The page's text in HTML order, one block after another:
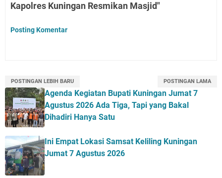
Kapolres Kuningan Resmikan Masjid"
Posting Komentar
POSTINGAN LEBIH BARU POSTINGAN LAMA
Agenda Kegiatan Bupati Kuningan Jumat 7
Agustus 2026 Ada Tiga, Tapi yang Bakal
Dihadiri Hanya Satu
Ini Empat Lokasi Samsat Keliling Kuningan
Jumat 7 Agustus 2026